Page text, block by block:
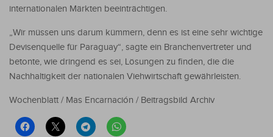
internationalen Märkten beeinträchtigen.
„Wir müssen uns darum kümmern, denn es ist eine sehr wichtige
Devisenquelle für Paraguay“, sagte ein Branchenvertreter und
betonte, wie dringend es sei, Lösungen zu finden, die die
Nachhaltigkeit der nationalen Viehwirtschaft gewährleisten.
Wochenblatt / Mas Encarnación / Beitragsbild Archiv